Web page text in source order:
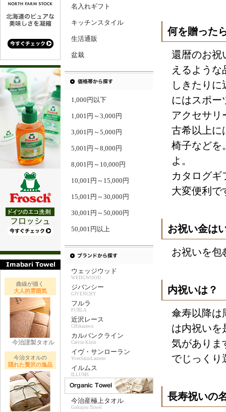
曲線が描く
大人的雰囲気
今治謹製タオル
今治タオルの
隠れた贅沢の逸品
名入れギフト
キッチンスタイル
生活通販
盆栽
1,000円以下
1,001円～3,000円
3,001円～5,000円
5,001円～8,000円
8,001円～10,000円
10,001円～15,000円
15,001円～30,000円
30,001円～50,000円
50,001円以上
ウェッジウッド
WEDGWOOD
ジバンシー
GIVENCHY
フルラ
FURLA
近沢レース
CHikazawa
カルバンクライン
Calvin Klein
イヴ・サンローラン
YvesSaintLaurent
イルムス
ILLUMS
今治産極上タオル
Gokujou Towel
何を贈った
還暦のお祝
えるような
しきたり
にはスポー
アクセサリ
古希以上に
椅子などを
よ。
カタログギ
大変便利で
お祝い金は
お祝いを包
内祝いは？
傘寿以降は
は内祝いを
気がありま
でじっくり
長寿祝いの